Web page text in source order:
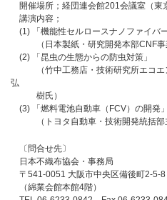
開催場所；経団連会館201会議室（東
講演内容；
(1) 「機能性セルロースナノファイバ
（日本製紙・研究開発本部CNF事業
(2) 「昆虫の生態からの防虫対策」
（竹中工務店・技術研究所エコエ
弘
樹氏）
(3) 「燃料電池自動車（FCV）の開発」
（トヨタ自動車・技術開発統括部
〔問合せ先〕
日本不織布協会・事務局
〒541-0051 大阪市中央区備後町2-5-8
（綿業会館本館4階）